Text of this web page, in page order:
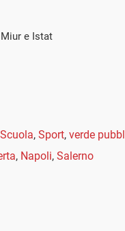
e Istat
Scuola, Sport, verde
, Napoli, Salerno